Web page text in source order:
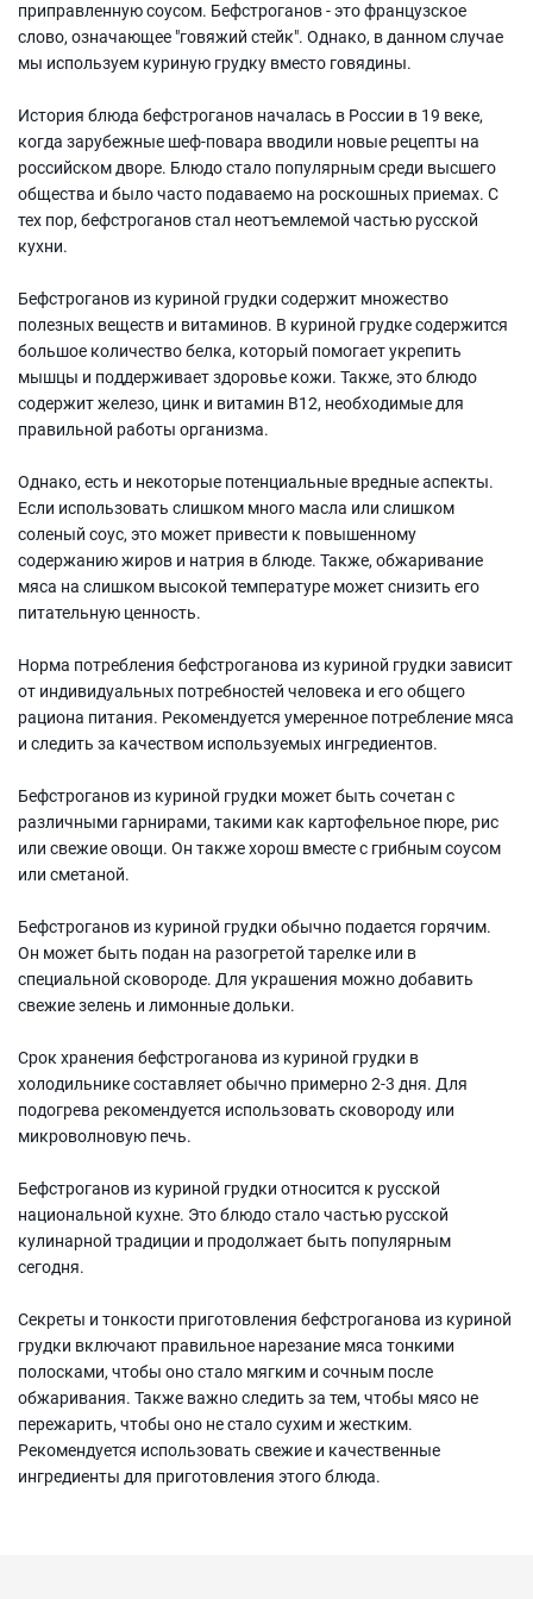
приправленную соусом. Бефстроганов - это французское
слово, означающее "говяжий стейк". Однако, в данном случае
мы используем куриную грудку вместо говядины.
История блюда бефстроганов началась в России в 19 веке,
когда зарубежные шеф-повара вводили новые рецепты на
российском дворе. Блюдо стало популярным среди высшего
общества и было часто подаваемо на роскошных приемах. С
тех пор, бефстроганов стал неотъемлемой частью русской
кухни.
Бефстроганов из куриной грудки содержит множество
полезных веществ и витаминов. В куриной грудке содержится
большое количество белка, который помогает укрепить
мышцы и поддерживает здоровье кожи. Также, это блюдо
содержит железо, цинк и витамин В12, необходимые для
правильной работы организма.
Однако, есть и некоторые потенциальные вредные аспекты.
Если использовать слишком много масла или слишком
соленый соус, это может привести к повышенному
содержанию жиров и натрия в блюде. Также, обжаривание
мяса на слишком высокой температуре может снизить его
питательную ценность.
Норма потребления бефстроганова из куриной грудки зависит
от индивидуальных потребностей человека и его общего
рациона питания. Рекомендуется умеренное потребление мяса
и следить за качеством используемых ингредиентов.
Бефстроганов из куриной грудки может быть сочетан с
различными гарнирами, такими как картофельное пюре, рис
или свежие овощи. Он также хорош вместе с грибным соусом
или сметаной.
Бефстроганов из куриной грудки обычно подается горячим.
Он может быть подан на разогретой тарелке или в
специальной сковороде. Для украшения можно добавить
свежие зелень и лимонные дольки.
Срок хранения бефстроганова из куриной грудки в
холодильнике составляет обычно примерно 2-3 дня. Для
подогрева рекомендуется использовать сковороду или
микроволновую печь.
Бефстроганов из куриной грудки относится к русской
национальной кухне. Это блюдо стало частью русской
кулинарной традиции и продолжает быть популярным
сегодня.
Секреты и тонкости приготовления бефстроганова из куриной
грудки включают правильное нарезание мяса тонкими
полосками, чтобы оно стало мягким и сочным после
обжаривания. Также важно следить за тем, чтобы мясо не
пережарить, чтобы оно не стало сухим и жестким.
Рекомендуется использовать свежие и качественные
ингредиенты для приготовления этого блюда.